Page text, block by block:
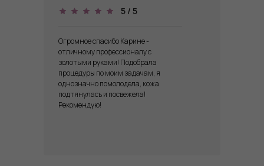
Огромное спасибо Карине -
отличному профессионалу с
золотыми руками! Подобрала
процедуры по моим задачам, я
однозначно помолодела, кожа
подтянулась и посвежела!
Рекомендую!
5 / 5